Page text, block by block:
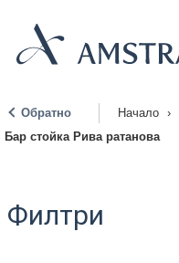
Обратно Начало ›
Бар стойка Рива ратанова
Филтри